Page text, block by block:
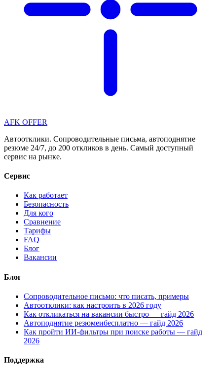
AFK OFFER
Автоотклики. Сопроводительные письма, автоподнятие
резюме 24/7, до 200 откликов в день. Самый доступный
сервис на рынке.
Сервис
Как работает
Безопасность
Для кого
Сравнение
Тарифы
FAQ
Блог
Вакансии
Блог
Сопроводительное письмо: что писать, примеры
Автоотклики: как настроить в 2026 году
Как откликаться на вакансии быстро — гайд 2026
Автоподнятие резюмеибесплатно — гайд 2026
Как пройти ИИ-фильтры при поиске работы — гайд
2026
Поддержка